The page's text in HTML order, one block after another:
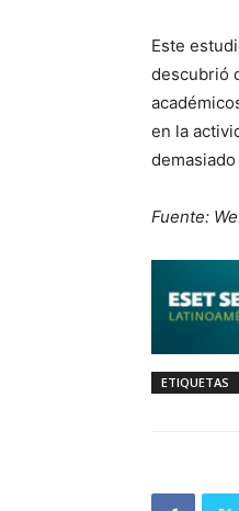
Este
descubrió
en la
Fuente:
ETIQUETAS